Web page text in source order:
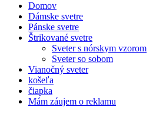
Domov
Dámske svetre
Pánske svetre
Štrikované svetre
Sveter s nórskym vzorom
Sveter so sobom
Vianočný sveter
košeľa
čiapka
Mám záujem o reklamu